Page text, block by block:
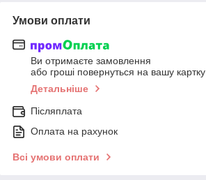
Умови оплати
Ви отримаєте замовлення
або гроші повернуться на вашу картку
Детальніше
Післяплата
Оплата на рахунок
Всі умови оплати